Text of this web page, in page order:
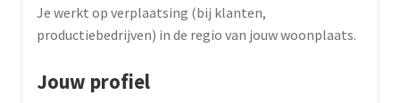
Je werkt op verplaatsing (bij klanten,
productiebedrijven) in de regio van jouw woonplaats.
Jouw profiel